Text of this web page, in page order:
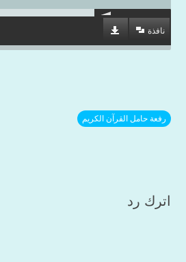
نافذة
رفعة حامل القرآن الكريم
اترك رد